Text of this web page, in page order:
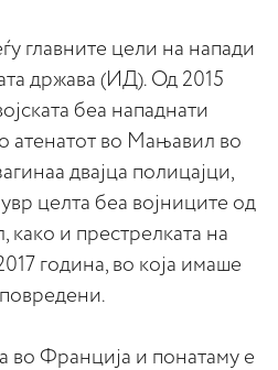
главните цели на напади
држава (ИД). Од 2015
беа нападнати
атенатот во Мањавил во
двајца полицајци,
целта беа војниците од
како и престрелката на
година, во која имаше
во Франција и понатаму е